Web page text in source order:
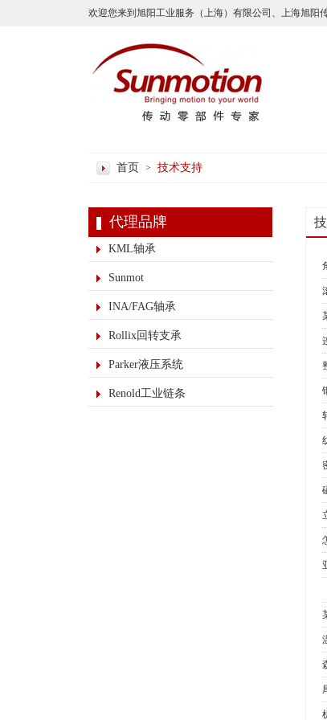
欢迎您来到旭阳工业服务（上海）有限公司、上海旭
首页 > 技术支持
代理品牌
KML轴承
Sunmot
INA/FAG轴承
Rollix回转支承
Parker液压系统
Renold工业链条